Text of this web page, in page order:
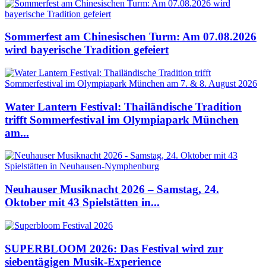
Sommerfest am Chinesischen Turm: Am 07.08.2026
wird bayerische Tradition gefeiert
Water Lantern Festival: Thailändische Tradition
trifft Sommerfestival im Olympiapark München
am...
Neuhauser Musiknacht 2026 – Samstag, 24.
Oktober mit 43 Spielstätten in...
SUPERBLOOM 2026: Das Festival wird zur
siebentägigen Musik-Experience